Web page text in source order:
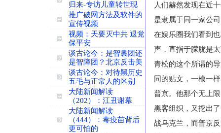
归来-专访儿童转世现
推广破网方法及软件的
宣传视频
视频：天要灭中共 退党
保平安
谈古论今：是智囊团还
是智障团？北京反击美
谈古论今：对待黑历史
五毛与正常人的区别
大陆新闻解读
（202）：江丑谢幕
大陆新闻解读
（444）：毒疫苗背后
更可怕的
人们赫然发现在近
是隶属于同一家公
在娱乐圈我们看到
声，直指于朦胧是
青松的这个所谓的
同的贴文，一模一
普京。他那个无上
黑客组织，又挖出
战乌克兰，而普京